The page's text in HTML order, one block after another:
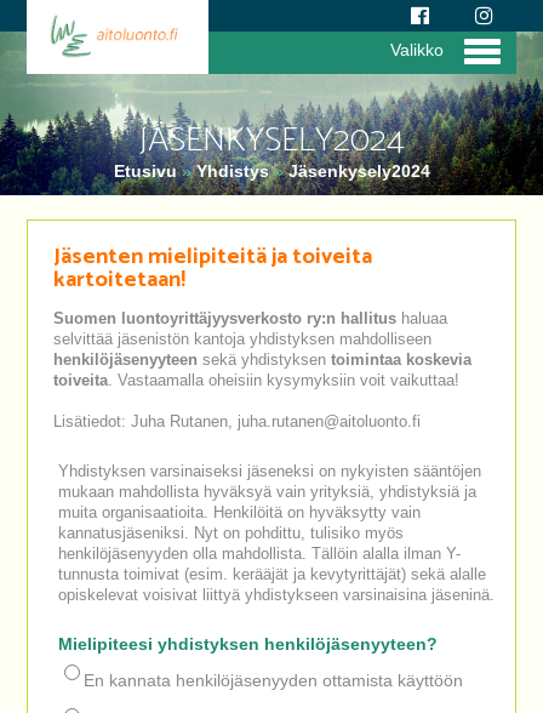
JÄSENKYSELY2024
Etusivu»Yhdistys »Jäsenkysely2024
Valikko
Jäsenten mielipiteitä ja toiveita
kartoitetaan!
Suomen luontoyrittäjyysverkosto ry:n hallitus haluaa
selvittää jäsenistön kantoja yhdistyksen mahdolliseen
henkilöjäsenyyteen sekä yhdistyksen toimintaa koskevia
toiveita. Vastaamalla oheisiin kysymyksiin voit vaikuttaa!
Lisätiedot: Juha Rutanen, juha.rutanen@aitoluonto.fi
Yhdistyksen varsinaiseksi jäseneksi on nykyisten sääntöjen
mukaan mahdollista hyväksyä vain yrityksiä, yhdistyksiä ja
muita organisaatioita. Henkilöitä on hyväksytty vain
kannatusjäseniksi. Nyt on pohdittu, tulisiko myös
henkilöjäsenyyden olla mahdollista. Tällöin alalla ilman Y-
tunnusta toimivat (esim. kerääjät ja kevytyrittäjät) sekä alalle
opiskelevat voisivat liittyä yhdistykseen varsinaisina jäseninä.
Mielipiteesi yhdistyksen henkilöjäsenyyteen?
En kannata henkilöjäsenyyden ottamista käyttöön